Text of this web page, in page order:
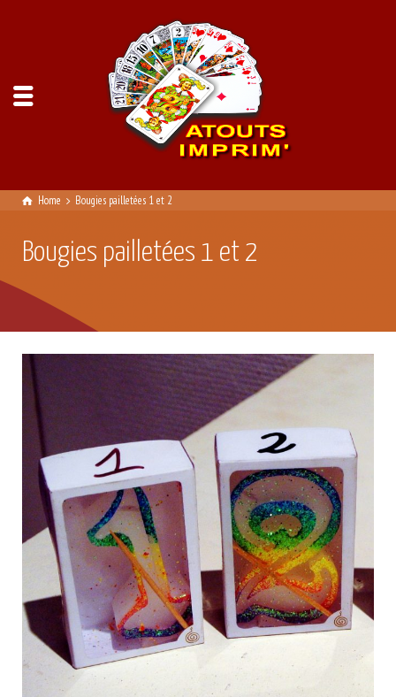
Home Bougies pailletées 1 et 2
Bougies pailletées 1 et 2